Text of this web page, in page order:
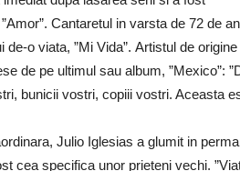
Cantaretul in varsta de 72 de
de-o viata, ”Mi Vida”. Artistul de
de pe ultimul sau album, ”Mexico”:
bunicii vostri, copiii vostri. Aceasta
Julio Iglesias a glumit in
cea specifica unor prieteni vechi.